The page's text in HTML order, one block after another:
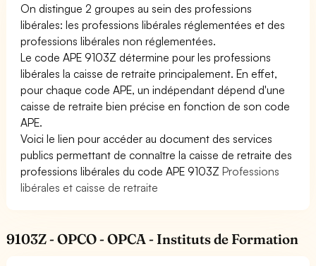
On distingue 2 groupes au sein des professions
libérales: les professions libérales réglementées et des
professions libérales non réglementées.
Le code APE 9103Z détermine pour les professions
libérales la caisse de retraite principalement. En effet,
pour chaque code APE, un indépendant dépend d'une
caisse de retraite bien précise en fonction de son code
APE.
Voici le lien pour accéder au document des services
publics permettant de connaître la caisse de retraite des
professions libérales du code APE 9103ZProfessions
libérales et caisse de retraite
9103Z - OPCO - OPCA - Instituts de Formation